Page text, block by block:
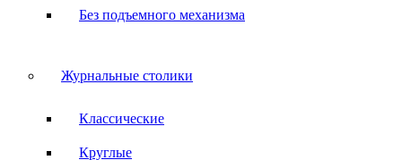
Без подъемного механизма
Журнальные столики
Классические
Круглые